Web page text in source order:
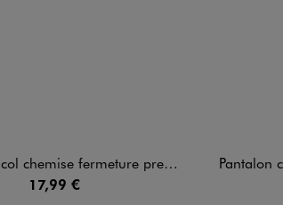
fermeture pressions garçon
17,99 €
Pantalon cargo